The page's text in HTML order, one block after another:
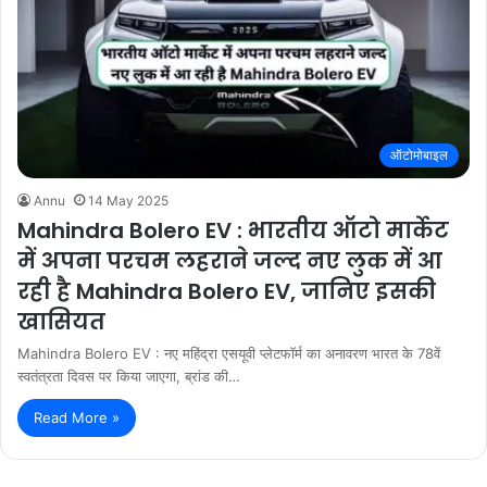
ऑटोमोबाइल
Annu 14 May 2025
Mahindra Bolero EV : भारतीय ऑटो मार्केट
में अपना परचम लहराने जल्द नए लुक में आ
रही है Mahindra Bolero EV, जानिए इसकी
खासियत
Mahindra Bolero EV : नए महिंद्रा एसयूवी प्लेटफॉर्म का अनावरण भारत के 78वें
स्वतंत्रता दिवस पर किया जाएगा, ब्रांड की…
Read More »